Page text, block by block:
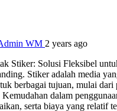
WM 2 years ago
Stiker: Solusi Fleksibel
Stiker adalah media
berbagai tujuan, mulai dari
dalam
serta biaya yang relatif